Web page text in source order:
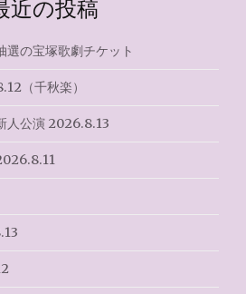
近の投稿
選の宝塚歌劇チケット
（千秋楽）
人公演 2026.8.13